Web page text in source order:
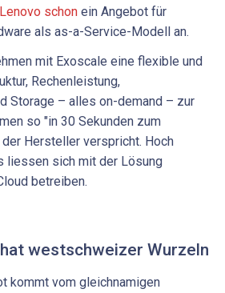
schon ein Angebot für
als as-a-Service-Modell an.
mit Exoscale eine flexible und
Rechenleistung,
Storage – alles on-demand – zur
so "in 30 Sekunden zum
Hersteller verspricht. Hoch
liessen sich mit der Lösung
betreiben.
westschweizer Wurzeln
kommt vom gleichnamigen